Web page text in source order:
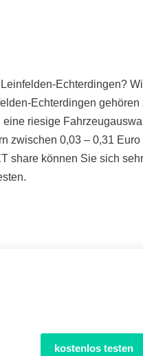
Echterdingen?
Echterdingen gehören
riesige
zwischen 0,03 – 0,31
share können Sie sich
kostenlos testen